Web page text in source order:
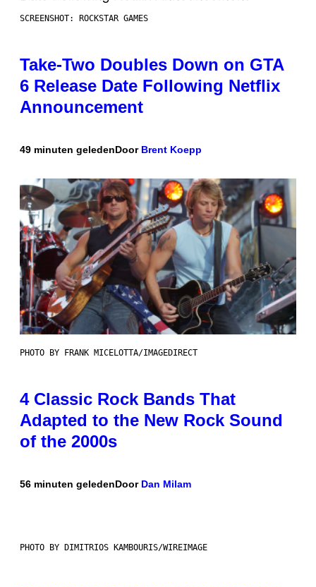
SCREENSHOT: ROCKSTAR GAMES
Take-Two Doubles Down on GTA
6 Release Date Following Netflix
Announcement
49 minuten geledenDoor Brent Koepp
PHOTO BY FRANK MICELOTTA/IMAGEDIRECT
4 Classic Rock Bands That
Adapted to the New Rock Sound
of the 2000s
56 minuten geledenDoor Dan Milam
PHOTO BY DIMITRIOS KAMBOURIS/WIREIMAGE